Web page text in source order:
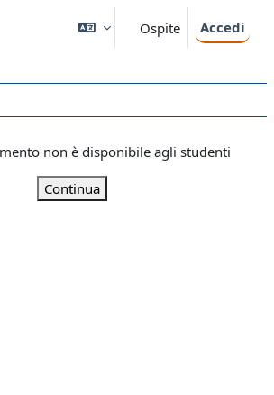
Ospite Accedi
non è disponibile agli studenti
Continua